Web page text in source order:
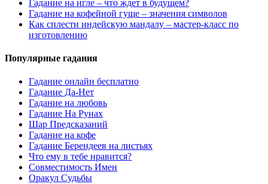
Гадание на игле – что ждет в будущем?
Гадание на кофейной гуще – значения символов
Как сплести индейскую мандалу – мастер-класс по
изготовлению
Популярные гадания
Гадание онлайн бесплатно
Гадание Да-Нет
Гадание на любовь
Гадание На Рунах
Шар Предсказаний
Гадание на кофе
Гадание Берендеев на листьях
Что ему в тебе нравится?
Совместимость Имен
Оракул Судьбы